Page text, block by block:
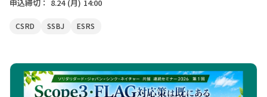
申込締切： 8.24 (月) 14:00
CSRD SSBJ ESRS